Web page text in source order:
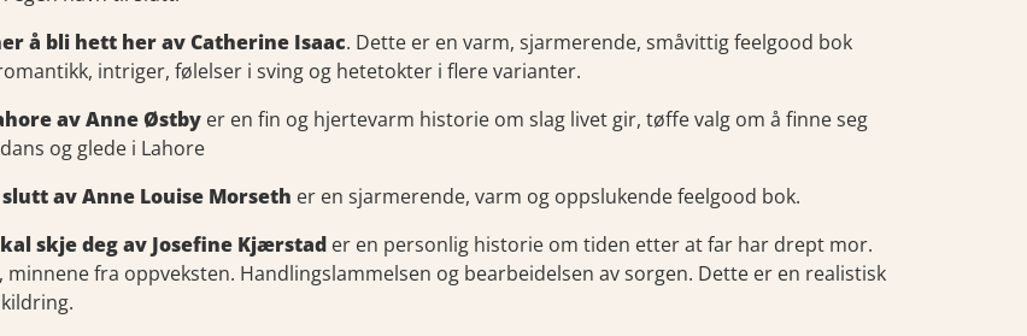
å bli hett her av Catherine Isaac. Dette er en varm, sjarmerende, småvittig feelgood bok
intriger, følelser i sving og hetetokter i flere varianter.
av Anne Østby er en fin og hjertevarm historie om slag livet gir, tøffe valg om å finne seg
og glede i Lahore
av Anne Louise Morseth er en sjarmerende, varm og oppslukende feelgood bok.
skje deg av Josefine Kjærstad er en personlig historie om tiden etter at far har drept mor.
minnene fra oppveksten. Handlingslammelsen og bearbeidelsen av sorgen. Dette er en realistisk